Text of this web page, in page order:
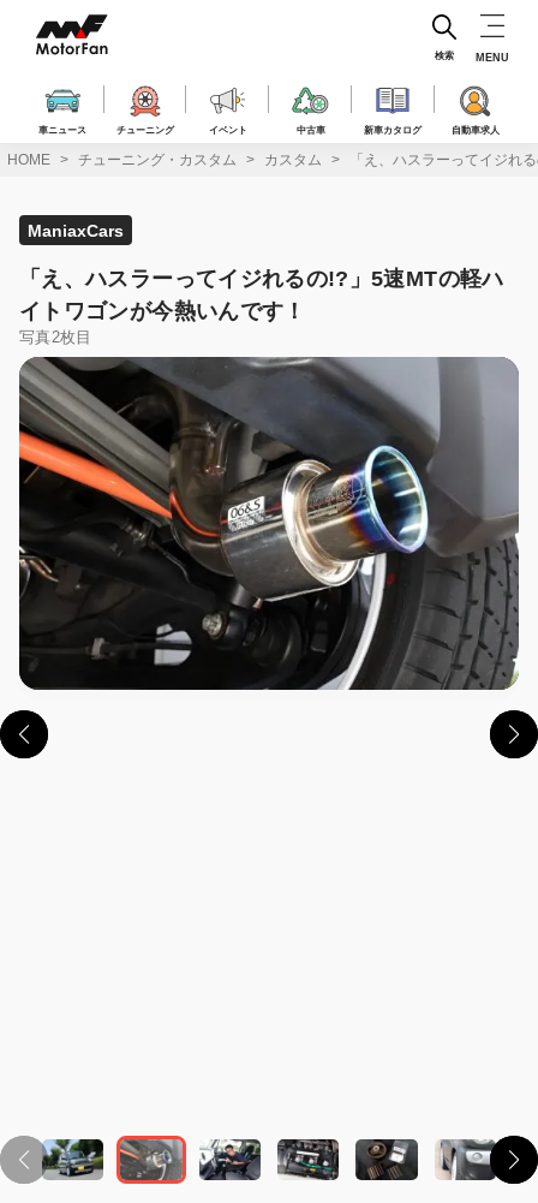
ス
車ニュース チューニング イベント 中古車 新車カタログ 自動車求人
検索 MENU
HOME チューニング・カスタム カスタム 「え、ハスラーってイジれ
ManiaxCars
「え、ハスラーってイジれるの!?」5速MTの軽ハ
イトワゴンが今熱いんです！
写真2枚目